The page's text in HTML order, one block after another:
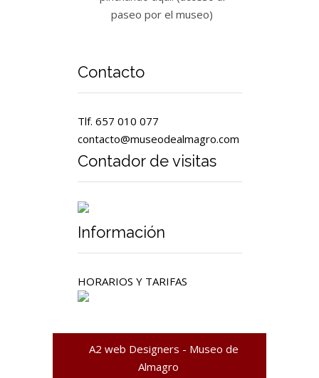
paseo por el museo)
Contacto
Tlf. 657 010 077
contacto@museodealmagro.com
Contador de visitas
Información
HORARIOS Y TARIFAS
A2 web Designers - Museo de
Almagro